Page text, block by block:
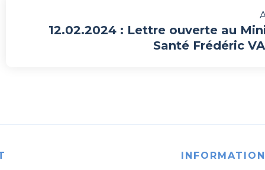
12.02.2024 : Lettre ouverte au
Santé Frédéric